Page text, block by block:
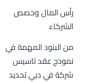
رأس المال وحصص
الشركاء
من البنود المهمة في
نموذج عقد تاسيس
شركة في دبي تحديد